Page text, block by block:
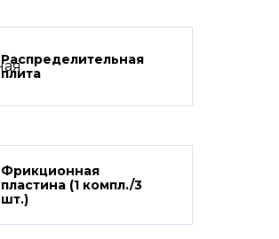
Распределительная
плита
Фрикционная
пластина (1 компл./3
шт.)